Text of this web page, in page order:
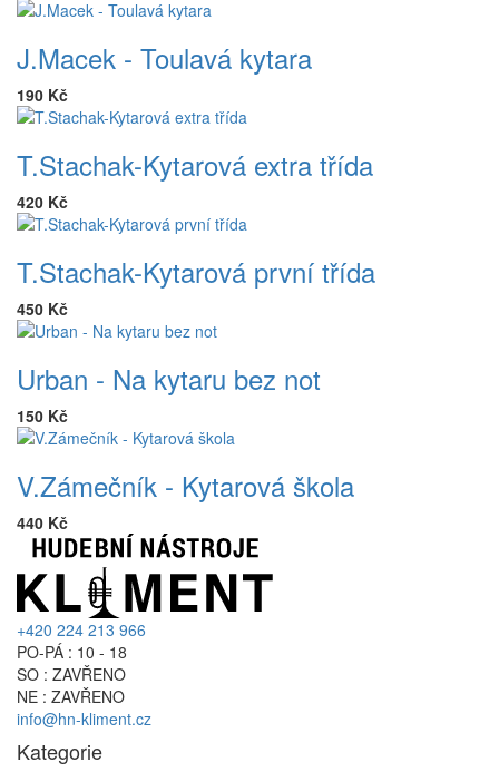
J.Macek - Toulavá kytara
190 Kč
T.Stachak-Kytarová extra třída
420 Kč
T.Stachak-Kytarová první třída
450 Kč
Urban - Na kytaru bez not
150 Kč
V.Zámečník - Kytarová škola
440 Kč
+420 224 213 966
PO-PÁ : 10 - 18
SO : ZAVŘENO
NE : ZAVŘENO
info@hn-kliment.cz
Kategorie